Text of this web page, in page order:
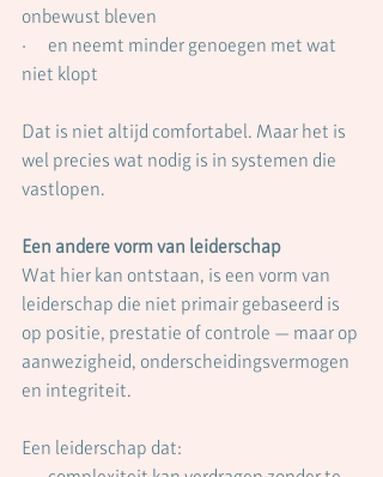
onbewust bleven
·      en neemt minder genoegen met wat
niet klopt
Dat is niet altijd comfortabel. Maar het is
wel precies wat nodig is in systemen die
vastlopen.
Een andere vorm van leiderschap
Wat hier kan ontstaan, is een vorm van
leiderschap die niet primair gebaseerd is
op positie, prestatie of controle — maar op
aanwezigheid, onderscheidingsvermogen
en integriteit.
Een leiderschap dat: